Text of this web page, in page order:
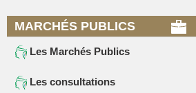
MARCHÉS PUBLICS
Les Marchés Publics
Les consultations